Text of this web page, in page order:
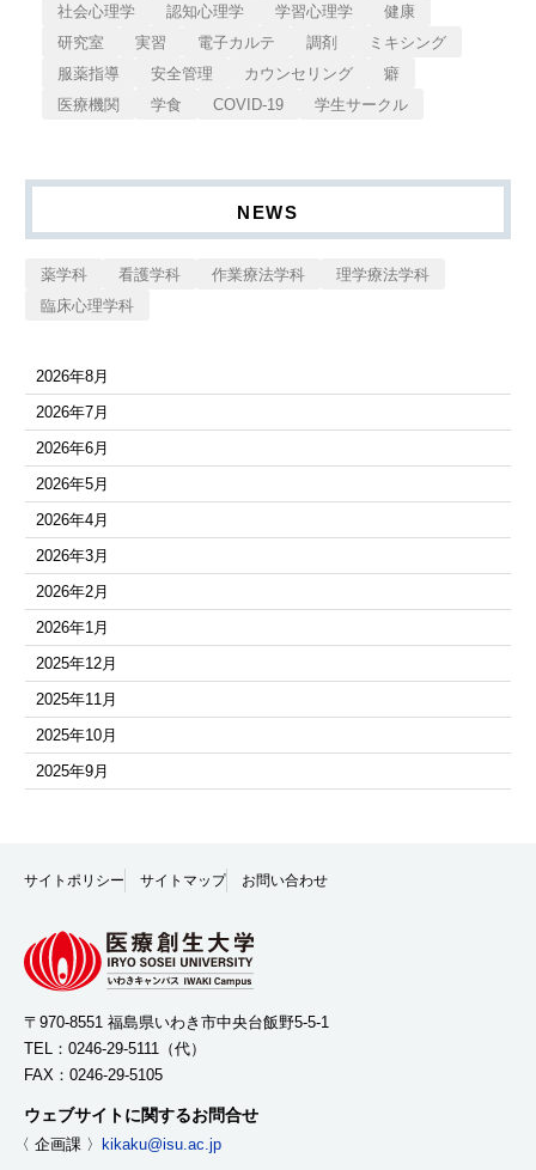
社会心理学
認知心理学 学習心理学
健康
研究室
実習 電子カルテ 調剤
ミキシング
服薬指導
安全管理 カウンセリング
癖
医療機関
学食 COVID-19 学生サークル
NEWS
薬学科 看護学科 作業療法学科
理学療法学科
臨床心理学科
2026年8月
2026年7月
2026年6月
2026年5月
2026年4月
2026年3月
2026年2月
2026年1月
2025年12月
2025年11月
2025年10月
2025年9月
2025年6月
2025年4月
2025年3月
2025年2月
2025年1月
サイトポリシー サイトマップ お問い合わせ
〒970-8551 福島県いわき市中央台飯野5-5-1
TEL： 0246-29-5111 （代）
FAX：0246-29-5105
ウェブサイトに関するお問合せ
〈 企画課 〉 kikaku@isu.ac.jp